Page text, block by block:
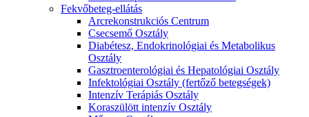
Fekvőbeteg-ellátás
Arcrekonstrukciós Centrum
Csecsemő Osztály
Diabétesz, Endokrinológiai és Metabolikus
Osztály
Gasztroenterológiai és Hepatológiai Osztály
Infektológiai Osztály (fertőző betegségek)
Intenzív Terápiás Osztály
Koraszülött intenzív Osztály